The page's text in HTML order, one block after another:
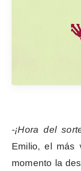
-¡Hora del
Emilio, el más
momento la